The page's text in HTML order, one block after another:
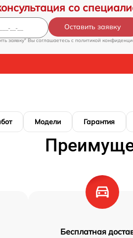
со
Оставить заявку
заявку" Вы соглашаетесь c политикой
Модели Гарантия
Бесплатная